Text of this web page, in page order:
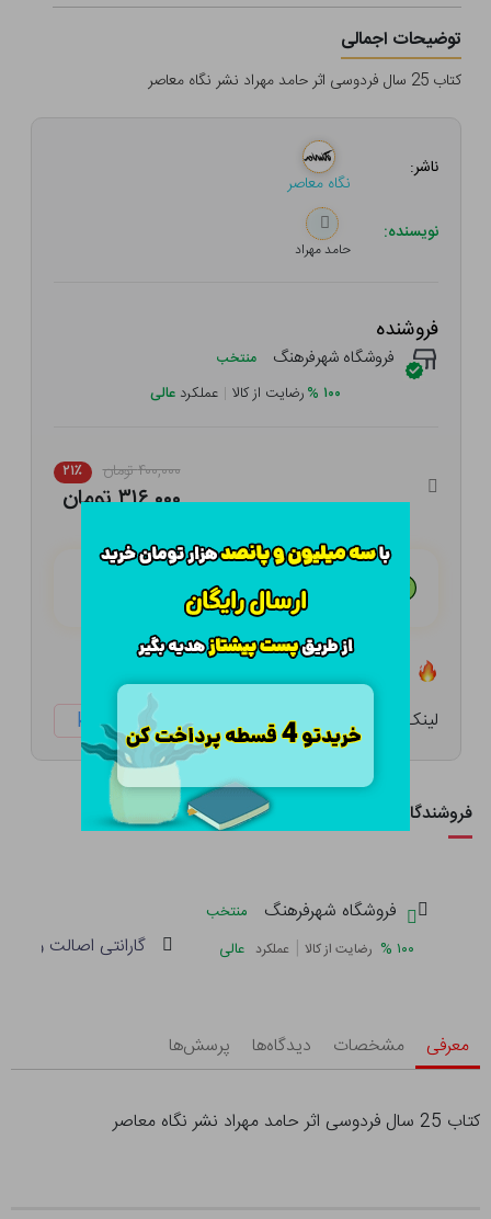
توضیحات اجمالی
کتاب 25 سال فردوسی اثر حامد مهراد نشر نگاه معاصر
ناشر:
نگاه معاصر
نویسنده:
حامد مهراد
فروشنده
فروشگاه شهرفرهنگ منتخب
۱۰۰ %رضایت از کالا | عملکرد عالی
۴۰۰,۰۰۰ تومان ۲۱٪
۳۱۶,۰۰۰ تومان
هـر قسط با تــرب‌پــی: ۷۹,۰۰۰ تومان
لینک کوتاه: ketabtala.com/sbp-54203
فروشندگان این کالا
فروشگاه شهرفرهنگ
منتخب
۱۰۰ % رضایت از کالا | عملکرد عالی گارانتی اصالت و
معرفی مشخصات دیدگاه‌ها پرسش‌ها
کتاب 25 سال فردوسی اثر حامد مهراد نشر نگاه معاصر